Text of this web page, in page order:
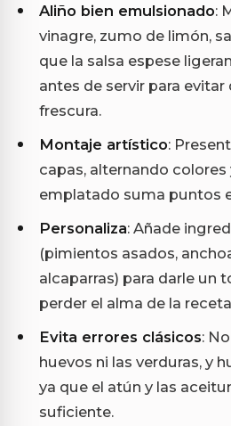
Aliño bien emulsionado:
vinagre, zumo de limón,
que la salsa espese
antes de servir para
frescura.
Montaje artístico:
capas, alternando colores
emplatado suma puntos
Personaliza: Añade
(pimientos asados,
alcaparras) para darle un
perder el alma de la
Evita errores clásicos:
huevos ni las verduras, y
ya que el atún y las
suficiente.